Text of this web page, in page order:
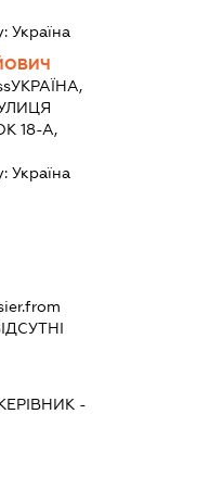
Україна
УКРАЇНА,
18-А,
Україна
-